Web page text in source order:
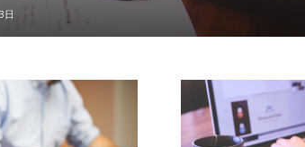
日